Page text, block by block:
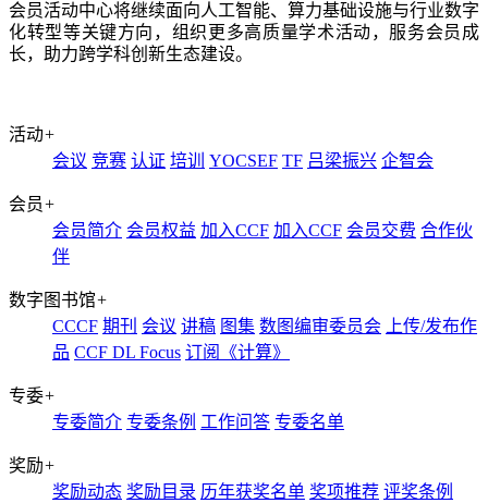
会员活动中心将继续面向人工智能、算力基础设施与行业数字
化转型等关键方向，组织更多高质量学术活动，服务会员成
长，助力跨学科创新生态建设。
活动+
会议 竞赛 认证 培训 YOCSEF TF 吕梁振兴 企智会
会员+
会员简介 会员权益 加入CCF 加入CCF 会员交费 合作伙
伴
数字图书馆+
CCCF 期刊 会议 讲稿 图集 数图编审委员会
上传/发布作
品 CCF DL Focus 订阅《计算》
专委+
专委简介 专委条例 工作问答 专委名单
奖励+
奖励动态 奖励目录 历年获奖名单 奖项推荐 评奖条例